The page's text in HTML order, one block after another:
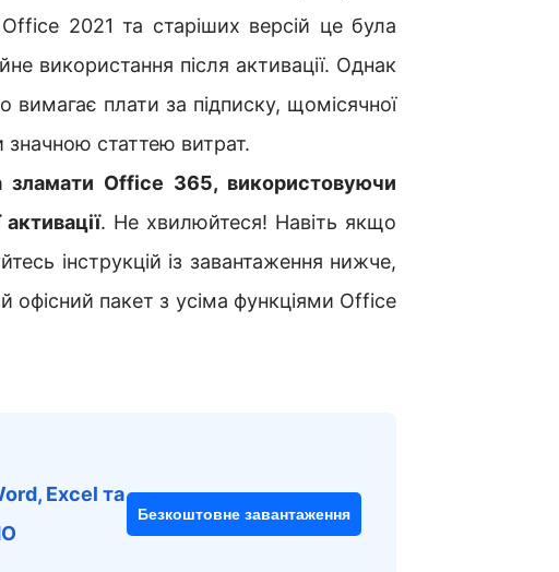
2021 та старіших версій це була
використання після активації. Однак
плати за підписку, щомісячної
статтею витрат.
Office 365, використовуючи
. Не хвилюйтеся! Навіть якщо
інструкцій із завантаження нижче,
пакет з усіма функціями Office
Excel та
Безкоштовне завантаження